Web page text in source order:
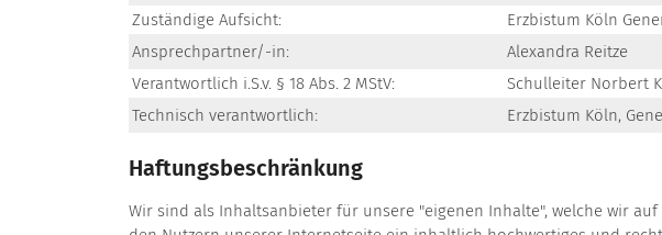
Zuständige Aufsicht:
Erzbistum Köln
Ansprechpartner/-in:
Alexandra Reitze
Verantwortlich i.S.v. § 18 Abs. 2 MStV:
Schulleiter Norbert
Technisch verantwortlich:
Erzbistum Köln,
Haftungsbeschränkung
Wir sind als Inhaltsanbieter für unsere "eigenen Inhalte", welche wir